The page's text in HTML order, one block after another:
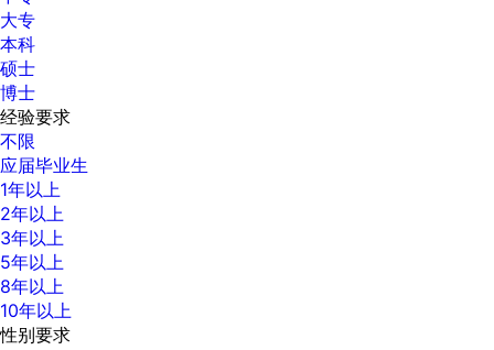
大专
本科
硕士
博士
经验要求
不限
应届毕业生
1年以上
2年以上
3年以上
5年以上
8年以上
10年以上
性别要求